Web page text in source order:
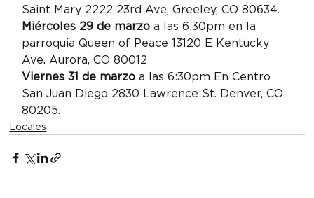
Saint Mary 2222 23rd Ave, Greeley, CO 80634.
Miércoles 29 de marzo a las 6:30pm en la
parroquia Queen of Peace 13120 E Kentucky
Ave. Aurora, CO 80012
Viernes 31 de marzo a las 6:30pm En Centro
San Juan Diego 2830 Lawrence St. Denver, CO
80205.
Locales